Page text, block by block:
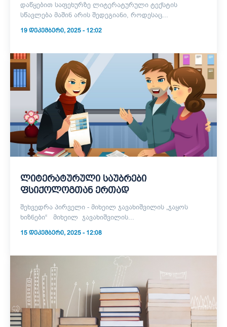
დაწყებით საფეხურზე ლიტერატურული ტექსტის
სწავლება მაშინ არის შედეგიანი, როდესაც...
19 ᲓᲔᲙᲔᲛᲑᲔᲠᲘ, 2025 - 12:02
ლიტერატურული საუბრები
ფსიქოლოგთან ერთად
შეხვედრა პირველი - მიხეილ ჯავახიშვილის „ჯაყოს
ხიზნები“ მიხეილ ჯავახიშვილის...
15 ᲓᲔᲙᲔᲛᲑᲔᲠᲘ, 2025 - 12:08